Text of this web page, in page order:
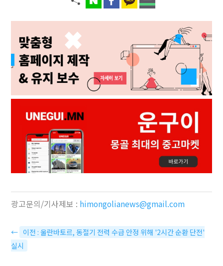
광고문의/기사제보 : himongolianews@gmail.com
← 이전 : 울란바토르, 동절기 전력 수급 안정 위해 '2시간 순환 단전'
실시